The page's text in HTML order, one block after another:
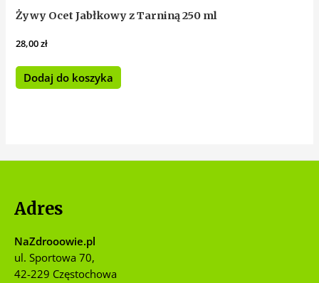
Żywy Ocet Jabłkowy z Tarniną 250 ml
28,00zł
Dodaj do koszyka
Adres
NaZdrooowie.pl
ul. Sportowa 70,
42-229 Częstochowa